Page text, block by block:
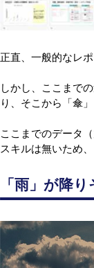
正直、一般的なレ
しかし、ここまで
り、そこから「傘
ここまでのデータ
スキルは無いため
「雨」が降